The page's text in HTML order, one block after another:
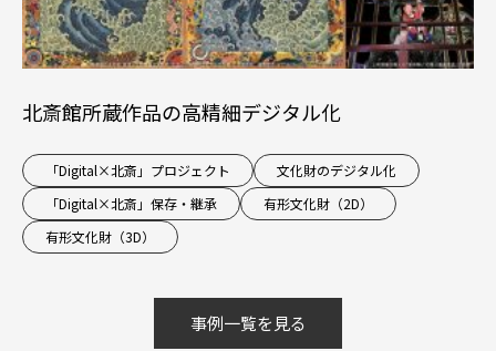
北斎館所蔵作品の高精細デジタル化
「Digital×北斎」プロジェクト
文化財のデジタル化
「Digital×北斎」保存・継承
有形文化財（2D）
有形文化財（3D）
事例一覧を見る